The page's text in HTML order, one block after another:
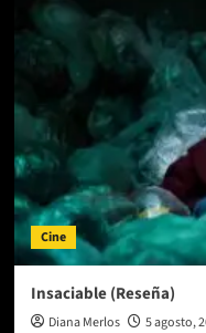
Cine
Insaciable (Reseña)
Diana Merlos 5 agosto,